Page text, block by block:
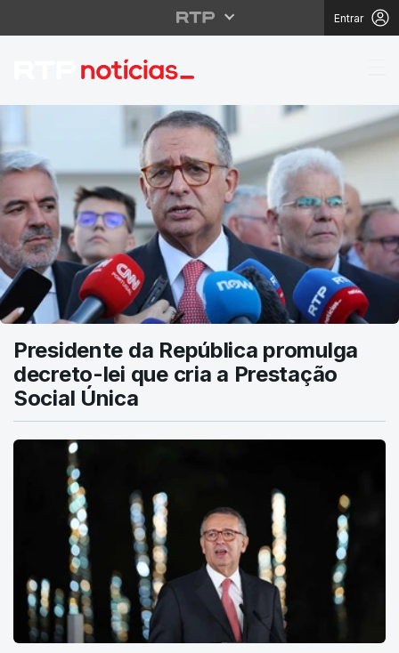
Entrar
RTP Notícias
Presidente da República promulga
decreto-lei que cria a Prestação
Social Única